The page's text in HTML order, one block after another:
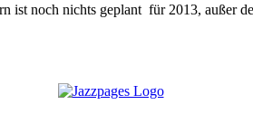
noch nichts geplant für 2013, außer